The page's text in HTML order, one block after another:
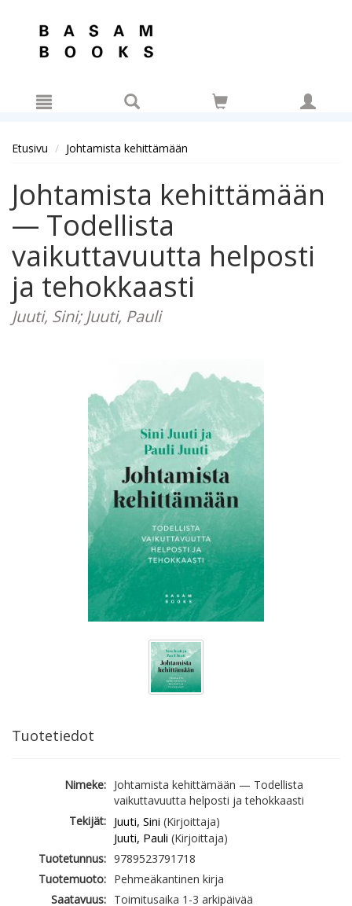
Etusivu Johtamista kehittämään
Johtamista kehittämään
— Todellista
vaikuttavuutta helposti
ja tehokkaasti
Juuti, Sini; Juuti, Pauli
Tuotetiedot
Nimeke: Johtamista kehittämään — Todellista
vaikuttavuutta helposti ja tehokkaasti
Tekijät: Juuti, Sini (Kirjoittaja)
Juuti, Pauli (Kirjoittaja)
Tuotetunnus: 9789523791718
Tuotemuoto: Pehmeäkantinen kirja
Saatavuus: Toimitusaika 1-3 arkipäivää